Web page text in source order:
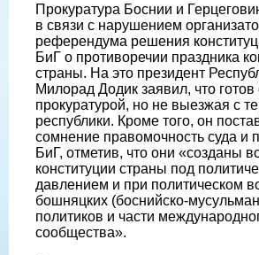
Прокуратура Боснии и
в связи с нарушением
референдума решения
БиГ о противоречии праздника
cтраны. На это президент
Милорад Додик заявил, что готов
прокуратурой, но не выезжая с
республики. Кроме того, он
сомнение правомочность суда и
БиГ, отметив, что они «созданы
конституции страны под
давлением и при политическом
бошняцких (боснийско-
политиков и части
сообщества».